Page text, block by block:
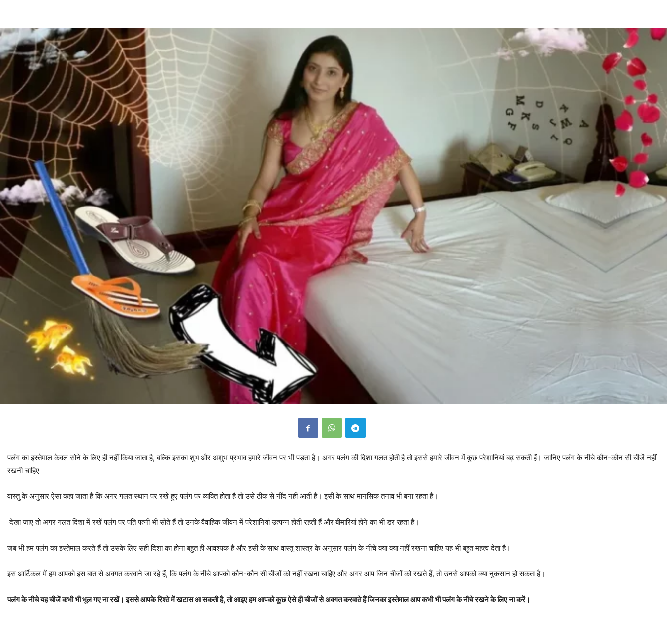
पलंग का इस्तेमाल केवल सोने के लिए ही नहीं किया जाता है, बल्कि इसका शुभ और अशुभ प्रभाव हमारे जीवन पर भी पड़ता है। अगर पलंग की दिशा गलत होती है तो इससे हमारे जीवन में कुछ परेशानियां बढ़ सकती हैं। जानिए पलंग के नीचे कौन-कौन सी चीजें नहीं
रखनी चाहिए
वास्तु के अनुसार ऐसा कहा जाता है कि अगर गलत स्थान पर रखे हुए पलंग पर व्यक्ति होता है तो उसे ठीक से नींद नहीं आती है। इसी के साथ मानसिक तनाव भी बना रहता है।
देखा जाए तो अगर गलत दिशा में रखें पलंग पर पति पत्नी भी सोते हैं तो उनके वैवाहिक जीवन में परेशानियां उत्पन्न होती रहती हैं और बीमारियां होने का भी डर रहता है।
जब भी हम पलंग का इस्तेमाल करते हैं तो उसके लिए सही दिशा का होना बहुत ही आवश्यक है और इसी के साथ वास्तु शास्त्र के अनुसार पलंग के नीचे क्या क्या नहीं रखना चाहिए यह भी बहुत महत्व देता है।
इस आर्टिकल में हम आपको इस बात से अवगत करवाने जा रहे हैं, कि पलंग के नीचे आपको कौन-कौन सी चीजों को नहीं रखना चाहिए और अगर आप जिन चीजों को रखते हैं, तो उनसे आपको क्या नुकसान हो सकता है।
पलंग के नीचे यह चीजें कभी भी भूल गए ना रखें। इससे आपके रिश्ते में खटास आ सकती है, तो आइए हम आपको कुछ ऐसे ही चीजों से अवगत करवाते हैं जिनका इस्तेमाल आप कभी भी पलंग के नीचे रखने के लिए ना करें।